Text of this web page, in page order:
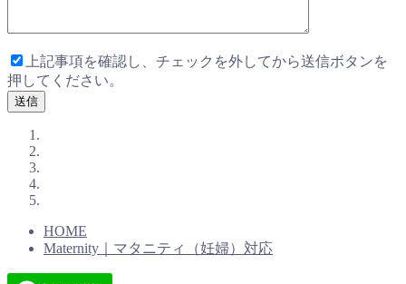
上記事項を確認し、チェックを外してから送信ボタンを
押してください。
HOME
Maternity｜マタニティ（妊婦）対応